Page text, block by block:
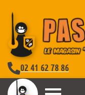
02 41 62 78 86